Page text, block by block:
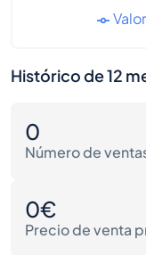
Histórico de 12
0
Número de
0€
Precio de venta